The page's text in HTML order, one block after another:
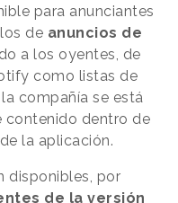
para anunciantes
de anuncios de
a los oyentes, de
como listas de
compañía se está
contenido dentro de
la aplicación.
disponibles, por
de la versión